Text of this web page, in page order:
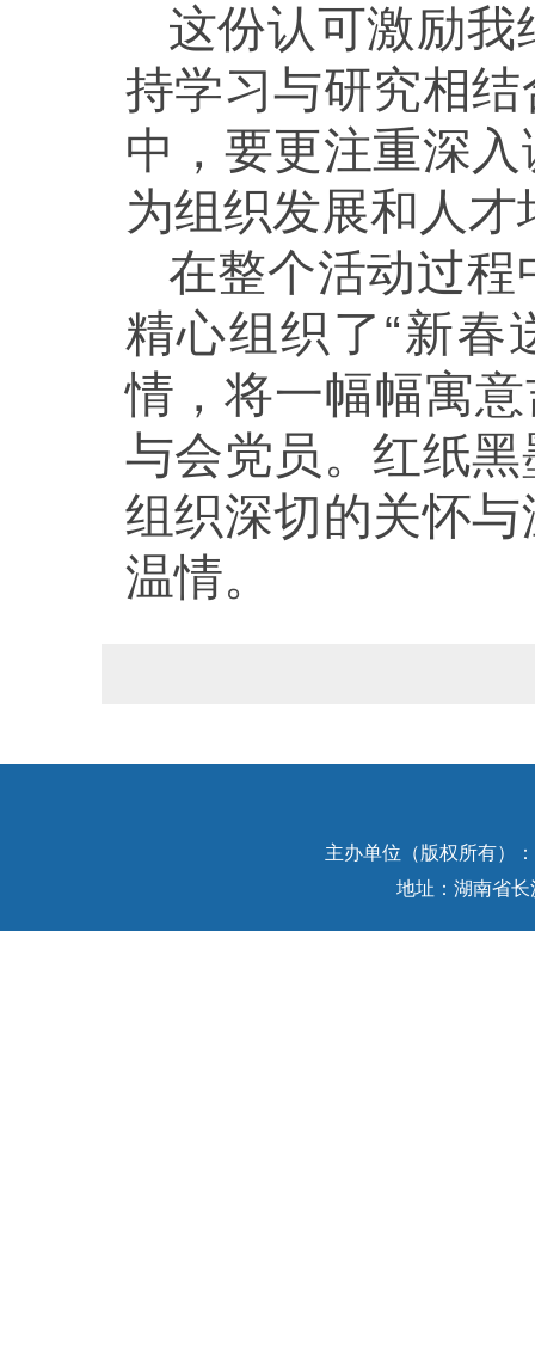
这份认可激励
持学习与研究相
中，要更注重深
为组织发展和人
在整个活动过
精心组织了“新春
情，将一幅幅寓
与会党员。红纸
组织深切的关怀
温情。
主办单位（版权所有）
地址：湖南省